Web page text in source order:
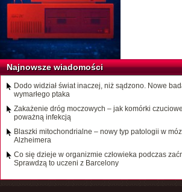
Najnowsze wiadomości
Dodo widział świat inaczej, niż sądzono. Nowe
wymarłego ptaka
Zakażenie dróg moczowych – jak komórki
poważną infekcją
Blaszki mitochondrialne – nowy typ patologii w
Alzheimera
Co się dzieje w organizmie człowieka podczas
Sprawdzą to uczeni z Barcelony